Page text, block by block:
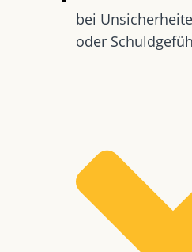
bei
oder